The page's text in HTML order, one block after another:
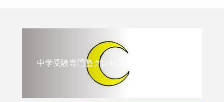
中学受験専門塾クレセント